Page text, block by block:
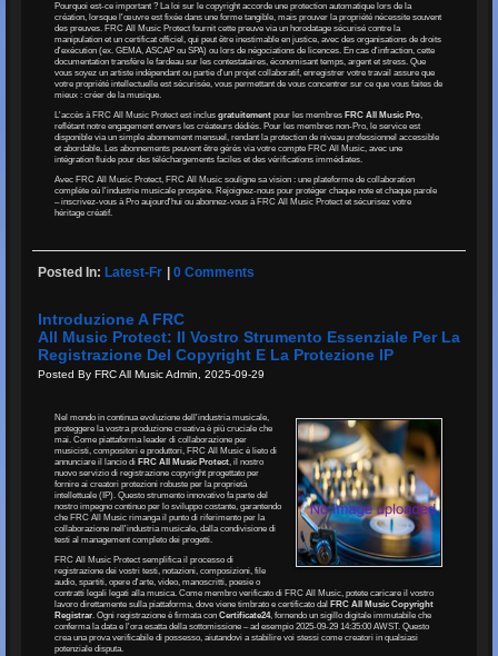
Pourquoi est-ce important ? La loi sur le copyright accorde une protection automatique lors de la
création, lorsque l'œuvre est fixée dans une forme tangible, mais prouver la propriété nécessite souvent
des preuves. FRC All Music Protect fournit cette preuve via un horodatage sécurisé contre la
manipulation et un certificat officiel, qui peut être inestimable en justice, avec des organisations de droits
d'exécution (ex. GEMA, ASCAP ou SPA) ou lors de négociations de licences. En cas d'infraction, cette
documentation transfère le fardeau sur les contestataires, économisant temps, argent et stress. Que
vous soyez un artiste indépendant ou partie d'un projet collaboratif, enregistrer votre travail assure que
votre propriété intellectuelle est sécurisée, vous permettant de vous concentrer sur ce que vous faites de
mieux : créer de la musique.
L'accès à FRC All Music Protect est inclusgratuitement pour les membres FRC All Music Pro,
reflétant notre engagement envers les créateurs dédiés. Pour les membres non-Pro, le service est
disponible via un simple abonnement mensuel, rendant la protection de niveau professionnel accessible
et abordable. Les abonnements peuvent être gérés via votre compte FRC All Music, avec une
intégration fluide pour des téléchargements faciles et des vérifications immédiates.
Avec FRC All Music Protect, FRC All Music souligne sa vision : une plateforme de collaboration
complète où l'industrie musicale prospère. Rejoignez-nous pour protéger chaque note et chaque parole
– inscrivez-vous à Pro aujourd'hui ou abonnez-vous à FRC All Music Protect et sécurisez votre
héritage créatif.
Posted In: Latest-Fr |0 Comments
Introduzione A FRC
All Music Protect: Il Vostro Strumento Essenziale Per La
Registrazione Del Copyright E La Protezione IP
Posted By FRC All Music Admin, 2025-09-29
Nel mondo in continua evoluzione dell'industria musicale,
proteggere la vostra produzione creativa è più cruciale che
mai. Come piattaforma leader di collaborazione per
musicisti, compositori e produttori, FRC All Music è lieto di
annunciare il lancio di FRC All Music Protect, il nostro
nuovo servizio di registrazione copyright progettato per
fornire ai creatori protezioni robuste per la proprietà
intellettuale (IP). Questo strumento innovativo fa parte del
nostro impegno continuo per lo sviluppo costante, garantendo
che FRC All Music rimanga il punto di riferimento per la
collaborazione nell'industria musicale, dalla condivisione di
testi al management completo dei progetti.
FRC All Music Protect semplifica il processo di
registrazione dei vostri testi, notazioni, composizioni, file
audio, spartiti, opere d'arte, video, manoscritti, poesie o
contratti legali legati alla musica. Come membro verificato di FRC All Music, potete caricare il vostro
lavoro direttamente sulla piattaforma, dove viene timbrato e certificato dal FRC All Music Copyright
Registrar. Ogni registrazione è firmata conCertificate24, fornendo un sigillo digitale immutabile che
conferma la data e l'ora esatta della sottomissione – ad esempio 2025-09-29 14:35:00 AWST. Questo
crea una prova verificabile di possesso, aiutandovi a stabilire voi stessi come creatori in qualsiasi
potenziale disputa.